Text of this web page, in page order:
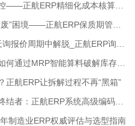
正航ERP让拆解过程不再“黑箱”
制造业ERP权威评估与选型指南